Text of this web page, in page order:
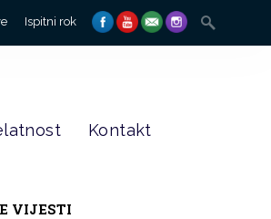
Ispitni rok
Search
for:
Kontakt
VIJESTI